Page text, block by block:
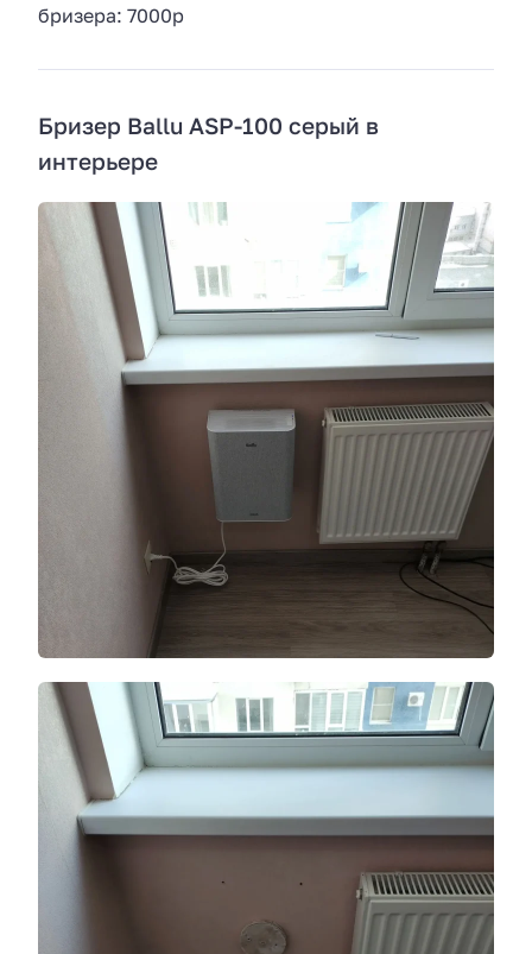
бризера: 7000р
Бризер Ballu ASP-100 серый в
интерьере